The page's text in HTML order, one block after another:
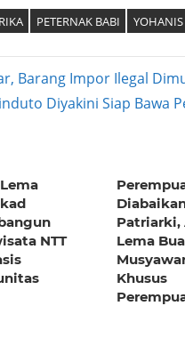
PETERNAK BABI
Barang Impor Ilegal
Diyakini Siap Bawa
NTT
Patriarki,
Lema
Khusus